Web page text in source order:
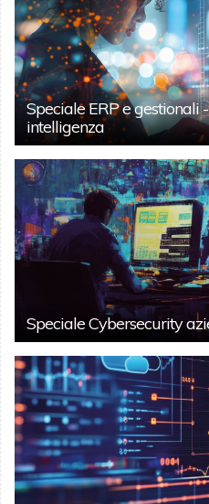
Speciale ERP e gestionali
intelligenza
Speciale Cybersecurity